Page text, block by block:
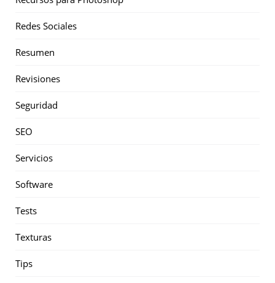
Redes Sociales
Resumen
Revisiones
Seguridad
SEO
Servicios
Software
Tests
Texturas
Tips